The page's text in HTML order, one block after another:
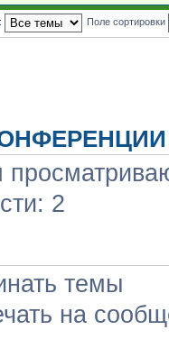
Поле сортировки
2
темы
на